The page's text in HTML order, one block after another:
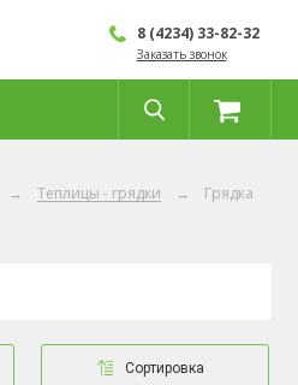
8 (4234) 33-82-32
Заказать звонок
→ Теплицы - грядки → Грядка
Сортировка